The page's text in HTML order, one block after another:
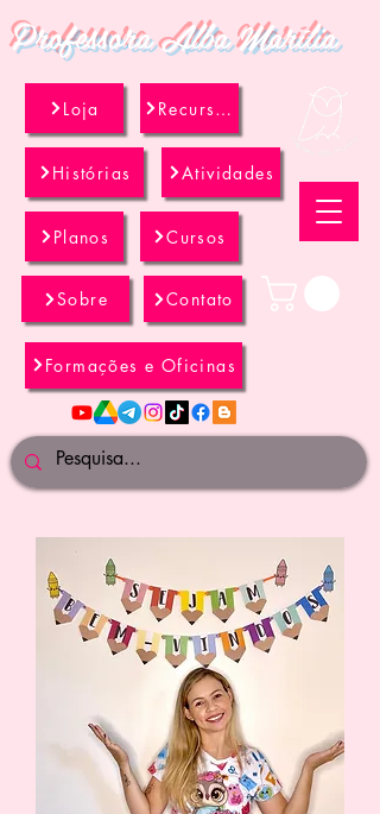
Professora Alba Marília
Loja
Cursos
Planos
Atividades
Contato
Sobre
Recursos
Histórias
Formações e Oficinas